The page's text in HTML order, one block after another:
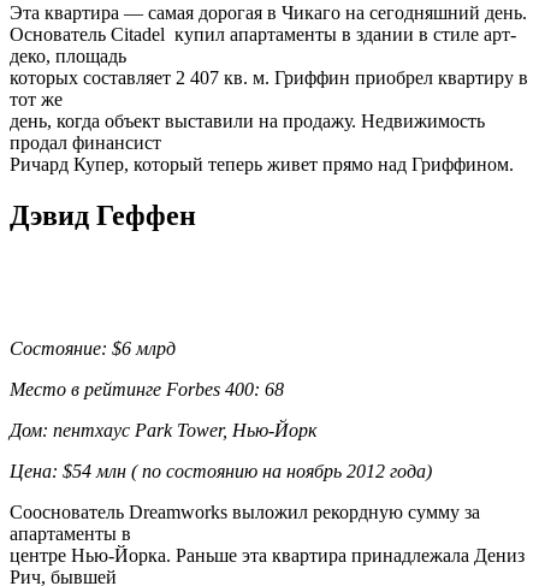
Эта квартира — самая дорогая в Чикаго на сегодняшний день.
Основатель Citadel купил апартаменты в здании в стиле арт-
деко, площадь
которых составляет 2 407 кв. м. Гриффин приобрел квартиру в
тот же
день, когда объект выставили на продажу. Недвижимость
продал финансист
Ричард Купер, который теперь живет прямо над Гриффином.
Дэвид Геффен
Состояние: $6 млрд
Место в рейтинге Forbes 400: 68
Дом: пентхаус Park Tower, Нью-Йорк
Цена: $54 млн ( по состоянию на ноябрь 2012 года)
Сооснователь Dreamworks выложил рекордную сумму за
апартаменты в
центре Нью-Йорка. Раньше эта квартира принадлежала Дениз
Рич, бывшей